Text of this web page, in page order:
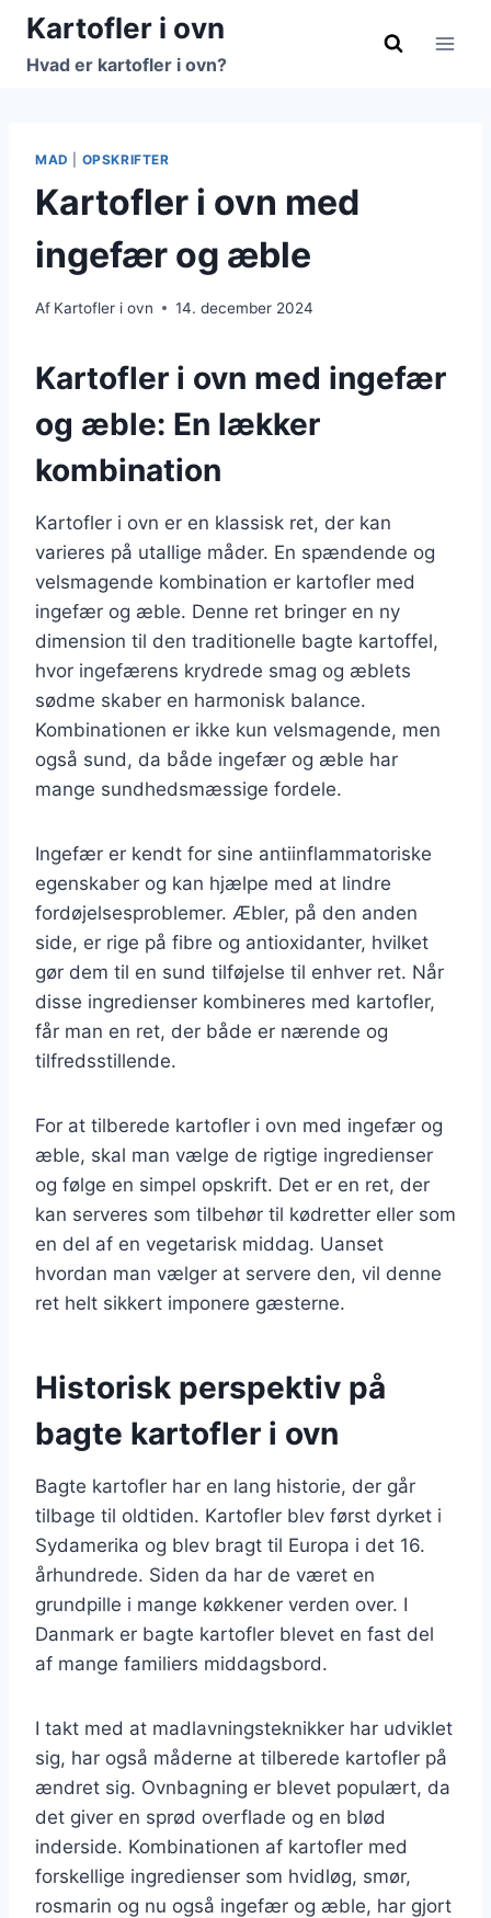
Fortsæt
indhold
Kartofler i ovn
Hvad er kartofler i ovn?
MAD OPSKRIFTER
Kartofler i ovn med
ingefær og æble
Af Kartofler i ovn 14. december 2024
Kartofler i ovn med ingefær
og æble: En lækker
kombination
Kartofler i ovn er en klassisk ret, der kan
varieres på utallige måder. En spændende og
velsmagende kombination er kartofler med
ingefær og æble. Denne ret bringer en ny
dimension til den traditionelle bagte kartoffel,
hvor ingefærens krydrede smag og æblets
sødme skaber en harmonisk balance.
Kombinationen er ikke kun velsmagende, men
også sund, da både ingefær og æble har
mange sundhedsmæssige fordele.
Ingefær er kendt for sine antiinflammatoriske
egenskaber og kan hjælpe med at lindre
fordøjelsesproblemer. Æbler, på den anden
side, er rige på fibre og antioxidanter, hvilket
gør dem til en sund tilføjelse til enhver ret. Når
disse ingredienser kombineres med kartofler,
får man en ret, der både er nærende og
tilfredsstillende.
For at tilberede kartofler i ovn med ingefær og
æble, skal man vælge de rigtige ingredienser
og følge en simpel opskrift. Det er en ret, der
kan serveres som tilbehør til kødretter eller som
en del af en vegetarisk middag. Uanset
hvordan man vælger at servere den, vil denne
ret helt sikkert imponere gæsterne.
Historisk perspektiv på
bagte kartofler i ovn
Bagte kartofler har en lang historie, der går
tilbage til oldtiden. Kartofler blev først dyrket i
Sydamerika og blev bragt til Europa i det 16.
århundrede. Siden da har de været en
grundpille i mange køkkener verden over. I
Danmark er bagte kartofler blevet en fast del
af mange familiers middagsbord.
I takt med at madlavningsteknikker har udviklet
sig, har også måderne at tilberede kartofler på
ændret sig. Ovnbagning er blevet populært, da
det giver en sprød overflade og en blød
inderside. Kombinationen af kartofler med
forskellige ingredienser som hvidløg, smør,
rosmarin og nu også ingefær og æble, har gjort